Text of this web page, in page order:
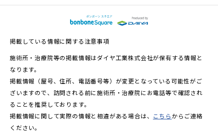
掲載している情報に関する注意事項
施術所・治療院等の掲載情報はダイヤ工業株式会社が保有する情報と
なります。
掲載情報（屋号、住所、電話番号等）が変更となっている可能性がご
ざいますので、訪問される前に施術所・治療院にお電話等で確認され
ることを推奨しております。
掲載情報に関して実際の情報と相違がある場合は、 こちら からご連絡
ください。